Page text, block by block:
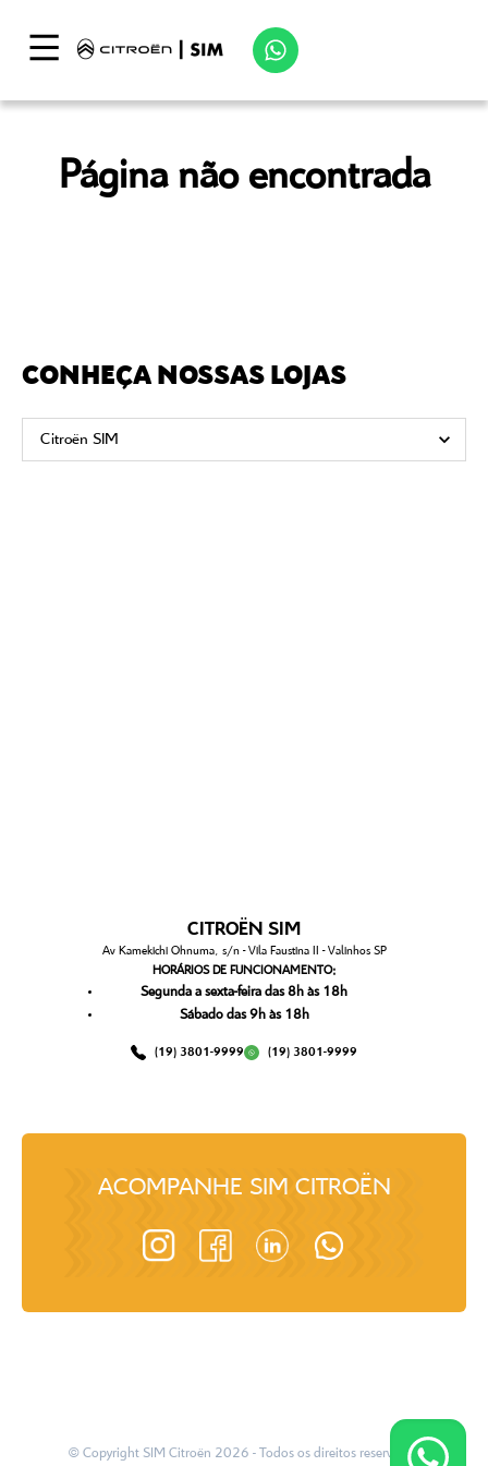
Página não encontrada
CONHEÇA NOSSAS LOJAS
CITROËN SIM
Av Kamekichi Ohnuma, s/n - Vila Faustina II - Valinhos SP
HORÁRIOS DE FUNCIONAMENTO:
Segunda a sexta-feira das 8h às 18h
Sábado das 9h às 18h
(19) 3801-9999 (19) 3801-9999
ACOMPANHE SIM CITROËN
© Copyright SIM Citroën 2026 - Todos os direitos reservados